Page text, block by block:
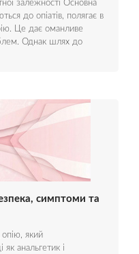
залежності Основна
до опіатів, полягає в
Це дає оманливе
Однак шлях до
симптоми та
який
анальгетик і